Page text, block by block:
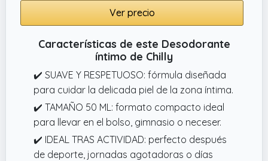
Ver precio
Características de este Desodorante
íntimo de Chilly
✔️ SUAVE Y RESPETUOSO: fórmula diseñada
para cuidar la delicada piel de la zona íntima.
✔️ TAMAÑO 50 ML: formato compacto ideal
para llevar en el bolso, gimnasio o neceser.
✔️ IDEAL TRAS ACTIVIDAD: perfecto después
de deporte, jornadas agotadoras o días